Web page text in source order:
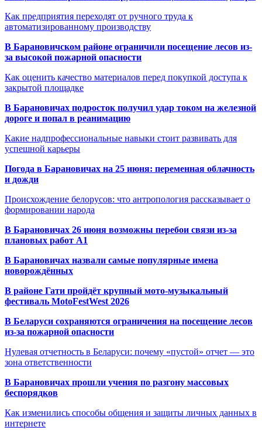
Как предприятия переходят от ручного труда к
автоматизированному производству
В Барановичском районе ограничили посещение лесов из-
за высокой пожарной опасности
Как оценить качество материалов перед покупкой доступа к
закрытой площадке
В Барановичах подросток получил удар током на железной
дороге и попал в реанимацию
Какие надпрофессиональные навыки стоит развивать для
успешной карьеры
Погода в Барановичах на 25 июня: переменная облачность
и дожди
Происхождение белорусов: что антропология рассказывает о
формировании народа
В Барановичах 26 июня возможны перебои связи из-за
плановых работ A1
В Барановичах назвали самые популярные имена
новорождённых
В районе Гати пройдёт крупный мото-музыкальный
фестиваль MotoFestWest 2026
В Беларуси сохраняются ограничения на посещение лесов
из-за пожарной опасности
Нулевая отчетность в Беларуси: почему «пустой» отчет — это
зона ответственности
В Барановичах прошли учения по разгону массовых
беспорядков
Как изменились способы общения и защиты личных данных в
интернете